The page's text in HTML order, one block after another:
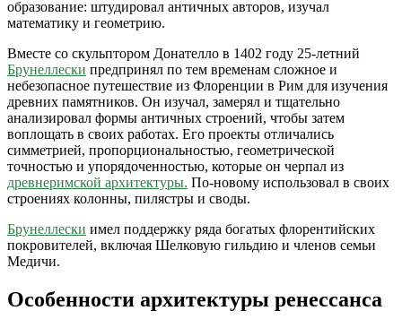
образование: штудировал античных авторов, изучал
математику и геометрию.
Вместе со скульптором Донателло в 1402 году 25-летний
Брунеллески предпринял по тем временам сложное и
небезопасное путешествие из Флоренции в Рим для изучения
древних памятников. Он изучал, замерял и тщательно
анализировал формы античных строений, чтобы затем
воплощать в своих работах. Его проекты отличались
симметрией, пропорциональностью, геометрической
точностью и упорядоченностью, которые он черпал из
древнеримской архитектуры. По-новому использовал в своих
строениях колонны, пилястры и своды.
Брунеллески имел поддержку ряда богатых флорентийских
покровителей, включая Шелковую гильдию и членов семьи
Медичи.
Особенности архитектуры ренессанса